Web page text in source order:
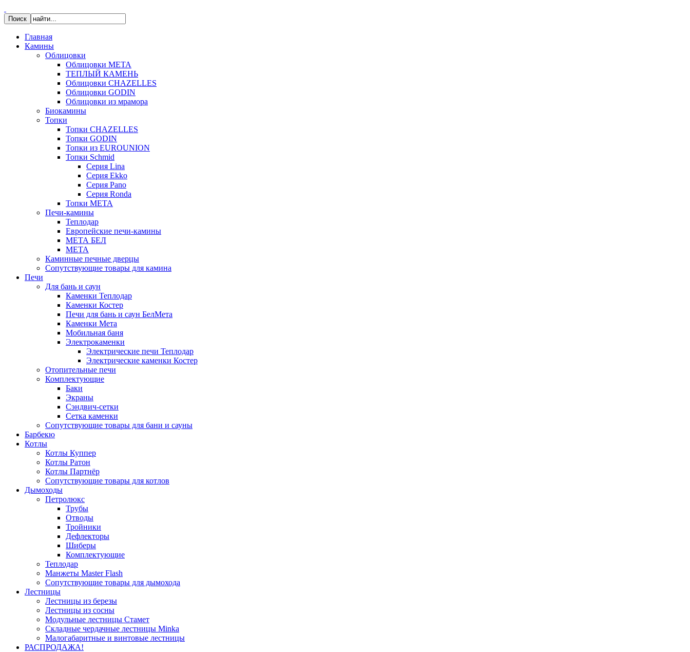
Главная
Камины
Облицовки
Облицовки МЕТА
ТЕПЛЫЙ КАМЕНЬ
Облицовки CHAZELLES
Облицовки GODIN
Облицовки из мрамора
Биокамины
Топки
Топки CHAZELLES
Топки GODIN
Топки из EUROUNION
Топки Schmid
Серия Lina
Серия Ekko
Серия Pano
Серия Ronda
Топки МЕТА
Печи-камины
Теплодар
Европейские печи-камины
МЕТА БЕЛ
МЕТА
Каминные печные дверцы
Сопутствующие товары для камина
Печи
Для бань и саун
Каменки Теплодар
Каменки Костер
Печи для бань и саун БелМета
Каменки Мета
Мобильная баня
Электрокаменки
Электрические печи Теплодар
Электрические каменки Костер
Отопительные печи
Комплектующие
Баки
Экраны
Сэндвич-сетки
Сетка каменки
Сопутствующие товары для бани и сауны
Барбекю
Котлы
Котлы Куппер
Котлы Ратон
Котлы Партнёр
Сопутствующие товары для котлов
Дымоходы
Петролюкс
Трубы
Отводы
Тройники
Дефлекторы
Шиберы
Комплектующие
Теплодар
Манжеты Master Flash
Сопутствующие товары для дымохода
Лестницы
Лестницы из березы
Лестницы из сосны
Модульные лестницы Стамет
Складные чердачные лестницы Minka
Малогабаритные и винтовые лестницы
РАСПРОДАЖА!